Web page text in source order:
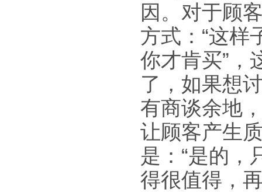
因。对于顾
方式：“这样
你才肯买”，
了，如果想
有商谈余地
让顾客产生
是：“是的，
得很值得，